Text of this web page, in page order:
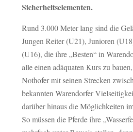
Sicherheitselementen.
Rund 3.000 Meter lang sind die
Jungen Reiter (U21), Junioren
(U16), die ihre „Besten“ in
alle einen adäquaten Kurs zu
Nothofer mit seinen Strecken
bekannten Warendorfer
darüber hinaus die Möglichkeiten
So müssen die Pferde ihre